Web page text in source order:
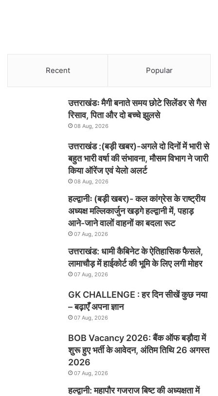
Recent Popular
उत्तराखंडः मैगी बनाते समय छोटे सिलेंडर से गैस
रिसाव, पिता और दो बच्चे झुलसे
08 Aug, 2026
उत्तराखंड :(बड़ी खबर)-अगले दो दिनों में भारी से
बहुत भारी वर्षा की संभावना, मौसम विभाग ने जारी
किया ऑरेंज एवं येलो अलर्ट
08 Aug, 2026
हल्द्वानीः (बड़ी खबर)- कल कांग्रेस के राष्ट्रीय
अध्यक्ष मल्लिकार्जुन खड़गे हल्द्वानी में, पहाड़
आने-जाने वालों वाहनों का बदला रूट
07 Aug, 2026
उत्तराखंड: धामी कैबिनेट के ऐतिहासिक फैसले,
लामाचौड़ में हाईकोर्ट की भूमि के लिए लगी मोहर
07 Aug, 2026
GK CHALLENGE : हर दिन सीखें कुछ नया
– बढ़ाएँ अपना ज्ञान
07 Aug, 2026
BOB Vacancy 2026: बैंक ऑफ बड़ौदा में
शुरू हुए भर्ती के आवेदन, अंतिम तिथि 26 अगस्त
2026
07 Aug, 2026
हल्द्वानी: महापौर गजराज बिष्ट की अध्यक्षता में